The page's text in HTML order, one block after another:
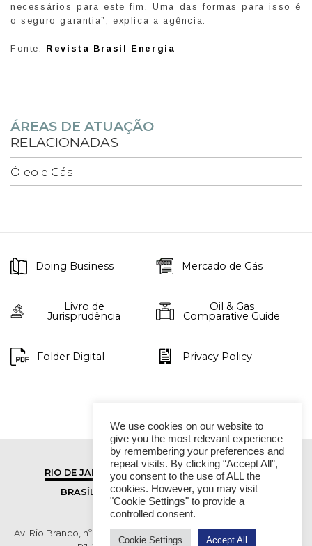
necessários para este fim. Uma das formas para isso é
o seguro garantia”, explica a agência.
Fonte: Revista Brasil Energia
ÁREAS DE ATUAÇÃO
RELACIONADAS
Óleo e Gás
Doing Business Mercado de Gás
Livro de
Jurisprudência
Oil & Gas
Comparative Guide
Folder Digital Privacy Policy
RIO DE JANEIRO
SÃO PAULO
BRASÍLIA
VITÓRIA
Av. Rio Branco, nº 01, 14º andar - Ed. RB1- Centro, Rio de Janeiro -
We use cookies on our website to
give you the most relevant experience
by remembering your preferences and
repeat visits. By clicking “Accept All”,
you consent to the use of ALL the
cookies. However, you may visit
"Cookie Settings" to provide a
controlled consent.
Cookie Settings Accept All